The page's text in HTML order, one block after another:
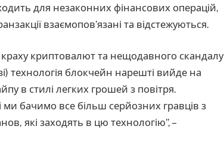
для незаконних фінансових операцій,
взаємопов’язані та відстежуються.
криптовалют та нещодавного скандалу
технологія блокчейн нарешті вийде на
в стилі легких грошей з повітря.
бачимо все більш серйозних гравців з
які заходять в цю технологію”, –